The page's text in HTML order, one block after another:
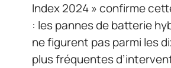
Index 2024 » confirme
: les pannes de batterie
ne figurent pas parmi les
plus fréquentes